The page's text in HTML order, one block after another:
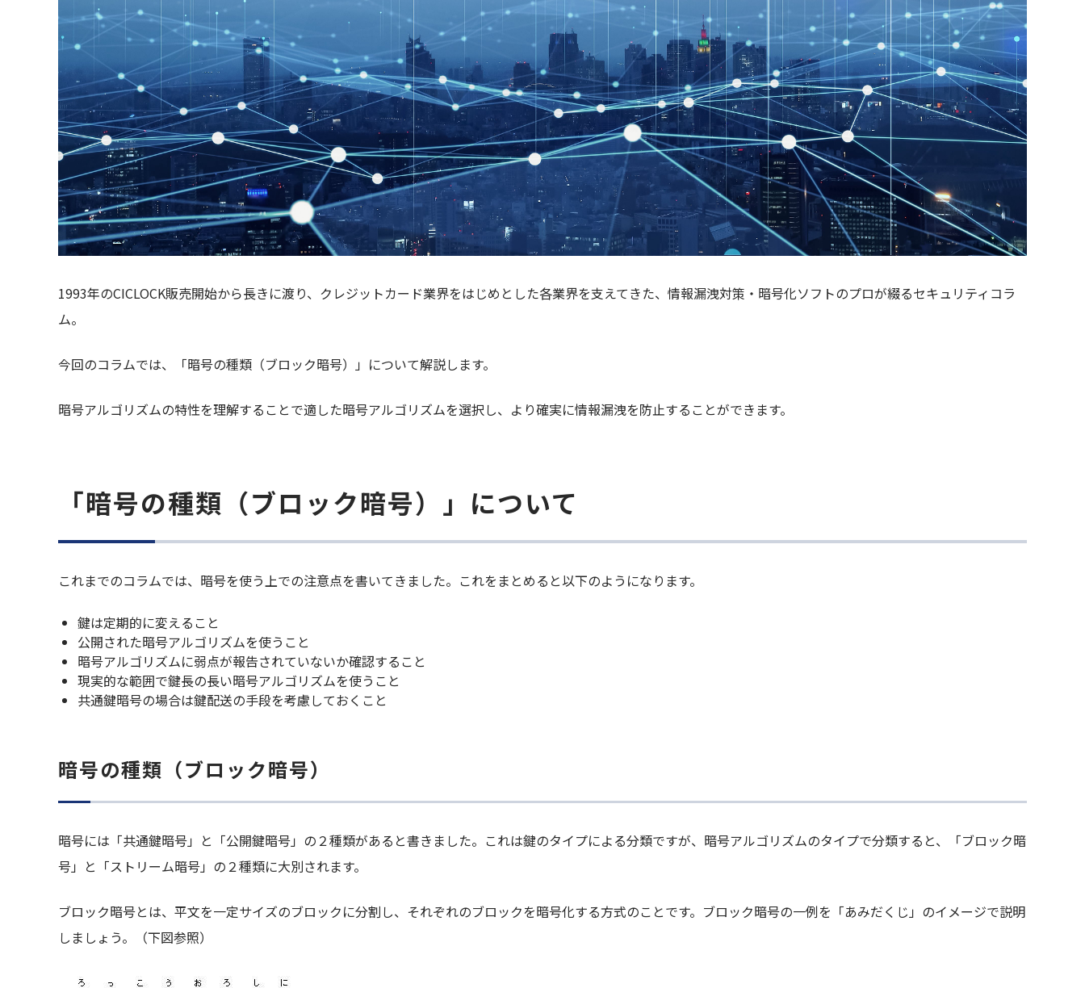
1993年のCICLOCK販売開始から長きに渡り、クレジットカード業界をはじめとした各業界を支えてきた、情報漏洩対策・暗号化ソフトのプロが綴るセキュリティコラ
ム。
今回のコラムでは、「暗号の種類（ブロック暗号）」について解説します。
暗号アルゴリズムの特性を理解することで適した暗号アルゴリズムを選択し、より確実に情報漏洩を防止することができます。
「暗号の種類（ブロック暗号）」について
これまでのコラムでは、暗号を使う上での注意点を書いてきました。これをまとめると以下のようになります。
鍵は定期的に変えること
公開された暗号アルゴリズムを使うこと
暗号アルゴリズムに弱点が報告されていないか確認すること
現実的な範囲で鍵長の長い暗号アルゴリズムを使うこと
共通鍵暗号の場合は鍵配送の手段を考慮しておくこと
暗号の種類（ブロック暗号）
暗号には「共通鍵暗号」と「公開鍵暗号」の２種類があると書きました。これは鍵のタイプによる分類ですが、暗号アルゴリズムのタイプで分類すると、「ブロック暗
号」と「ストリーム暗号」の２種類に大別されます。
ブロック暗号とは、平文を一定サイズのブロックに分割し、それぞれのブロックを暗号化する方式のことです。ブロック暗号の一例を「あみだくじ」のイメージで説明
しましょう。（下図参照）